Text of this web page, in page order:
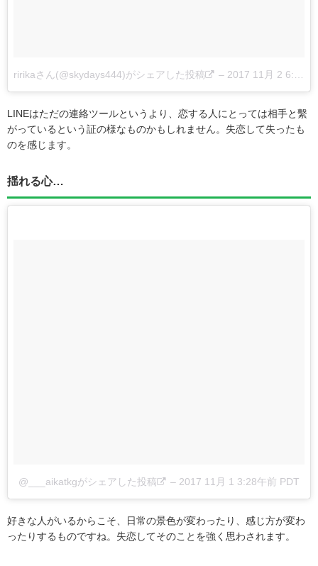
ririkaさん(@skydays444)がシェアした投稿 – 2017 11月 2 6:24午前 PDT
LINEはただの連絡ツールというより、恋する人にとっては相手と繫
がっているという証の様なものかもしれません。失恋して失ったも
のを感じます。
揺れる心…
@___aikatkgがシェアした投稿 – 2017 11月 1 3:28午前 PDT
好きな人がいるからこそ、日常の景色が変わったり、感じ方が変わ
ったりするものですね。失恋してそのことを強く思わされます。